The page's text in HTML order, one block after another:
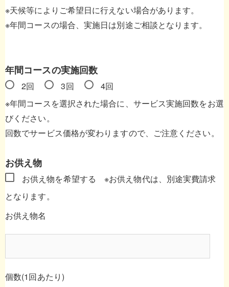
※天候等によりご希望日に行えない場合があります。
※年間コースの場合、実施日は別途ご相談となります。
年間コースの実施回数
2回 3回
4回
※年間コースを選択された場合に、サービス実施回数をお選
びください。
回数でサービス価格が変わりますので、ご注意ください。
お供え物
お供え物を希望する ※お供え物代は、別途実費請求
となります。
お供え物名
個数(1回あたり)